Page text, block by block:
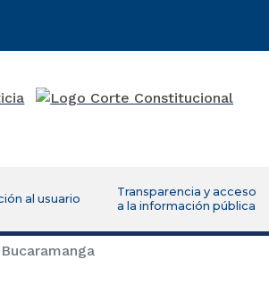
al usuario
Transparencia y acceso
a la información pública